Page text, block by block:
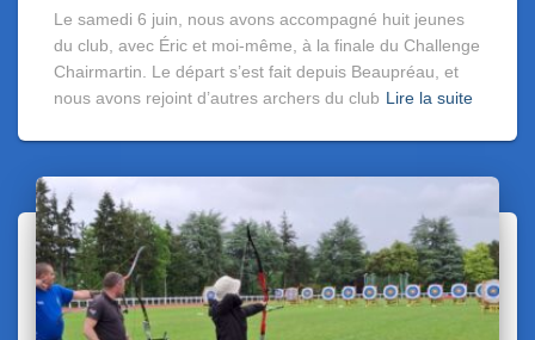
Le samedi 6 juin, nous avons accompagné huit jeunes
du club, avec Éric et moi-même, à la finale du Challenge
Chairmartin. Le départ s’est fait depuis Beaupréau, et
nous avons rejoint d’autres archers du club Lire la suite